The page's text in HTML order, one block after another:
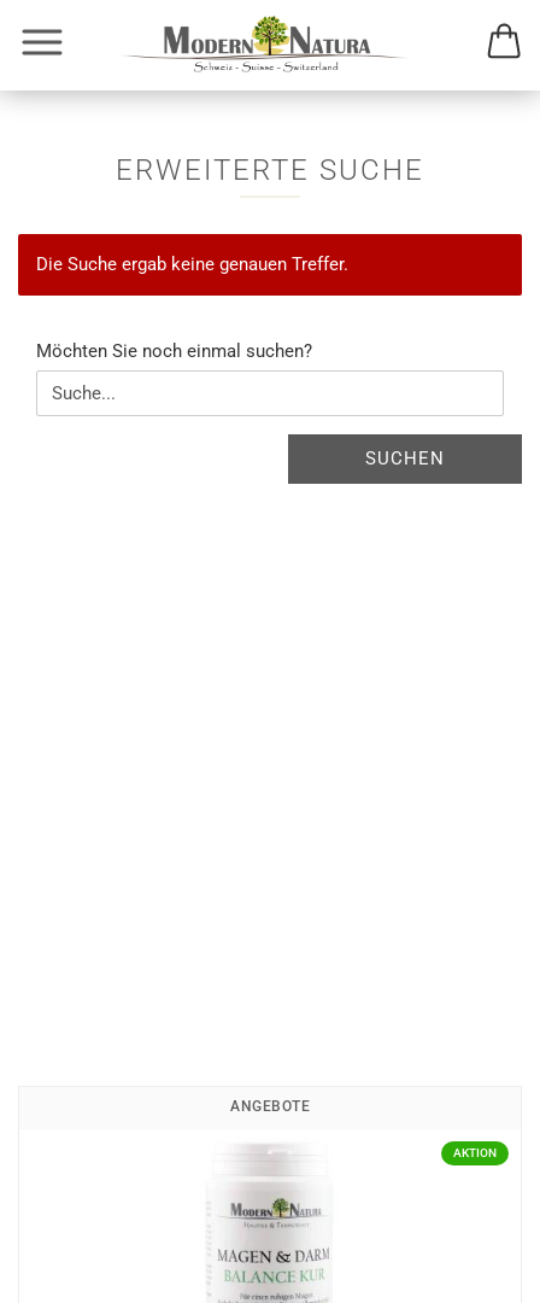
ERWEITERTE SUCHE
Die Suche ergab keine genauen Treffer.
MÖCHTEN
SIE
NOCH
Möchten Sie noch einmal suchen?
SUCHEN
ANGEBOTE